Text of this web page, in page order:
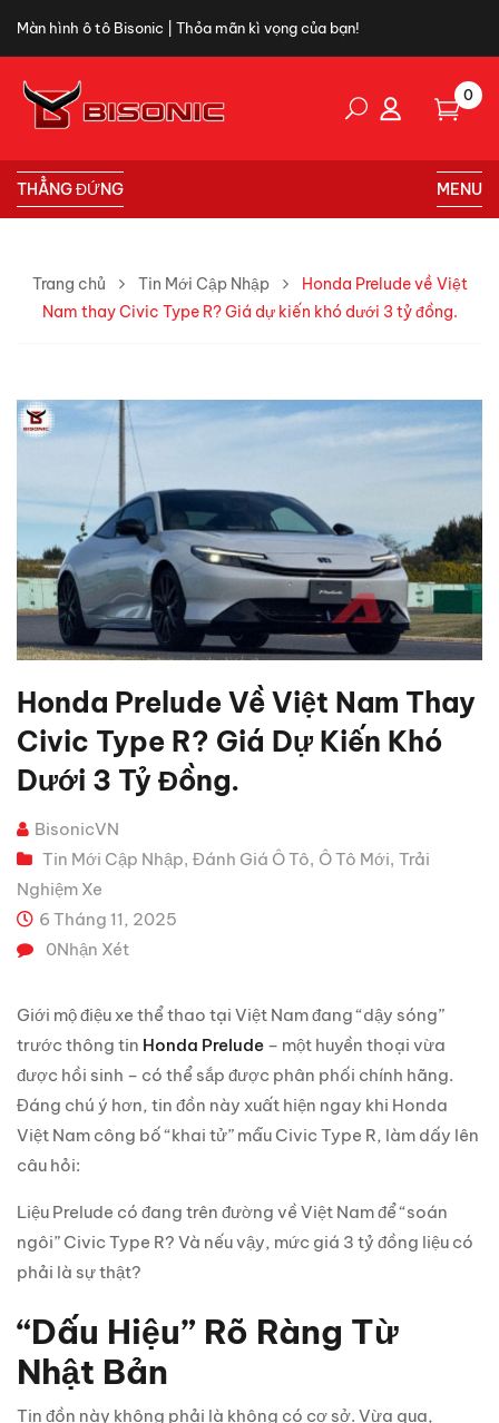
Màn hình ô tô Bisonic | Thỏa mãn kì vọng của bạn!
0
THẲNG ĐỨNG MENU
Trang chủ Tin Mới Cập Nhập
Honda Prelude về Việt
Nam thay Civic Type R? Giá dự kiến khó dưới 3 tỷ đồng.
Honda Prelude Về Việt Nam Thay
Civic Type R? Giá Dự Kiến Khó
Dưới 3 Tỷ Đồng.
BisonicVN
Tin Mới Cập Nhập, Đánh Giá Ô Tô, Ô Tô Mới, Trải
Nghiệm Xe
6 Tháng 11, 2025
0Nhận Xét
Giới mộ điệu xe thể thao tại Việt Nam đang “dậy sóng”
trước thông tin Honda Prelude – một huyền thoại vừa
được hồi sinh – có thể sắp được phân phối chính hãng.
Đáng chú ý hơn, tin đồn này xuất hiện ngay khi Honda
Việt Nam công bố “khai tử” mẫu Civic Type R, làm dấy lên
câu hỏi:
Liệu Prelude có đang trên đường về Việt Nam để “soán
ngôi” Civic Type R? Và nếu vậy, mức giá 3 tỷ đồng liệu có
phải là sự thật?
“Dấu Hiệu” Rõ Ràng Từ
Nhật Bản
Tin đồn này không phải là không có cơ sở. Vừa qua,